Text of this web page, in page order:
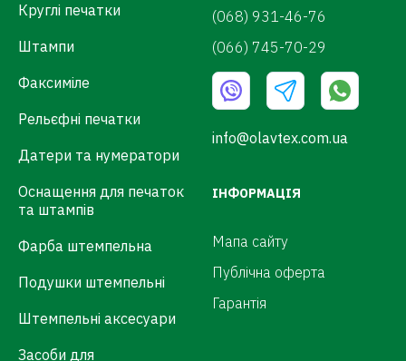
Круглі печатки
Штампи
Факсиміле
Рельєфні печатки
Датери та нумератори
Оснащення для печаток
та штампів
Фарба штемпельна
Подушки штемпельні
Штемпельні аксесуари
Засоби для
(068) 931-46-76
(066) 745-70-29
info@olavtex.com.ua
ІНФОРМАЦІЯ
Мапа сайту
Публічна оферта
Гарантія